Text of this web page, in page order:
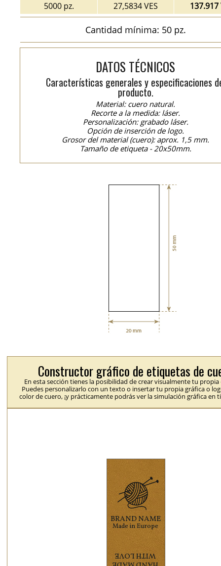
5000 pz.
27,5834 VES 137.917
Cantidad mínima: 50 pz.
DATOS TÉCNICOS
Características generales y especificaciones
producto.
Material: cuero natural.
Recorte a la medida: láser.
Personalización: grabado láser.
Opción de inserción de logo.
Grosor del material (cuero): aprox. 1,5 mm.
Tamaño de etiqueta - 20x50mm.
Constructor gráfico de etiquetas de
En esta sección tienes la posibilidad de crear visualmente tu
Puedes personalizarlo con un texto o insertar tu propia gráfica o
color de cuero, ¡y prácticamente podrás ver la simulación gráfica en